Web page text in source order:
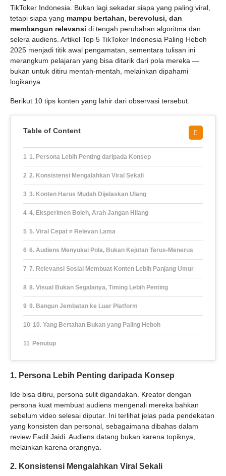
TikToker Indonesia. Bukan lagi sekadar siapa yang paling viral,
tetapi siapa yang mampu bertahan, berevolusi, dan
membangun relevansi di tengah perubahan algoritma dan
selera audiens. Artikel Top 5 TikToker Indonesia Paling Heboh
2025 menjadi titik awal pengamatan, sementara tulisan ini
merangkum pelajaran yang bisa ditarik dari pola mereka —
bukan untuk ditiru mentah-mentah, melainkan dipahami
logikanya.
Berikut 10 tips konten yang lahir dari observasi tersebut.
Table of Content
1. Persona Lebih Penting daripada Konsep
2. Konsistensi Mengalahkan Viral Sekali
3. Konten Harus Mudah Dijelaskan Ulang
4. Eksperimen Boleh, Arah Jangan Hilang
5. Viral Cepat ≠ Relevan Lama
6. Audiens Menyukai Pola, Bukan Kejutan Terus-Menerus
7. Relevansi Sosial Membuat Konten Lebih Panjang Umur
8. Visual Bukan Segalanya, Timing Lebih Penting
9. Bangun Jembatan ke Luar Platform
10. Yang Bertahan Bukan yang Paling Heboh
Penutup
1. Persona Lebih Penting daripada Konsep
Ide bisa ditiru, persona sulit digandakan. Kreator dengan
persona kuat membuat audiens mengenali mereka bahkan
sebelum video selesai diputar. Ini terlihat jelas pada pendekatan
yang konsisten dan personal, sebagaimana dibahas dalam
review Fadil Jaidi. Audiens datang bukan karena topiknya,
melainkan karena orangnya.
2. Konsistensi Mengalahkan Viral Sekali